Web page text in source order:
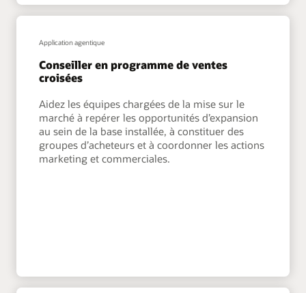
Application agentique
Conseiller en programme de ventes
croisées
Aidez les équipes chargées de la mise sur le
marché à repérer les opportunités d’expansion
au sein de la base installée, à constituer des
groupes d’acheteurs et à coordonner les actions
marketing et commerciales.